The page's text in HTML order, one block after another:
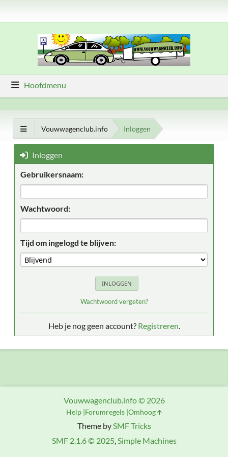
Hoofdmenu
Vouwwagenclub.info Inloggen
Inloggen
Gebruikersnaam:
Wachtwoord:
Tijd om ingelogd te blijven:
Wachtwoord vergeten?
Heb je nog geen account? Registreren
Theme bySMF Tricks
SMF 2.1.6 © 2025,Simple Machines
Vouwwagenclub.info © 2026
Help Forumregels Omhoog